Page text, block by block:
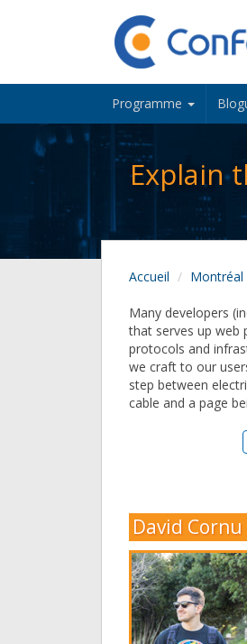
Programme
Explain
Accueil Montréal
Many developers
that serves up web
protocols and
we craft to our
step between
cable and a page
David Cornu